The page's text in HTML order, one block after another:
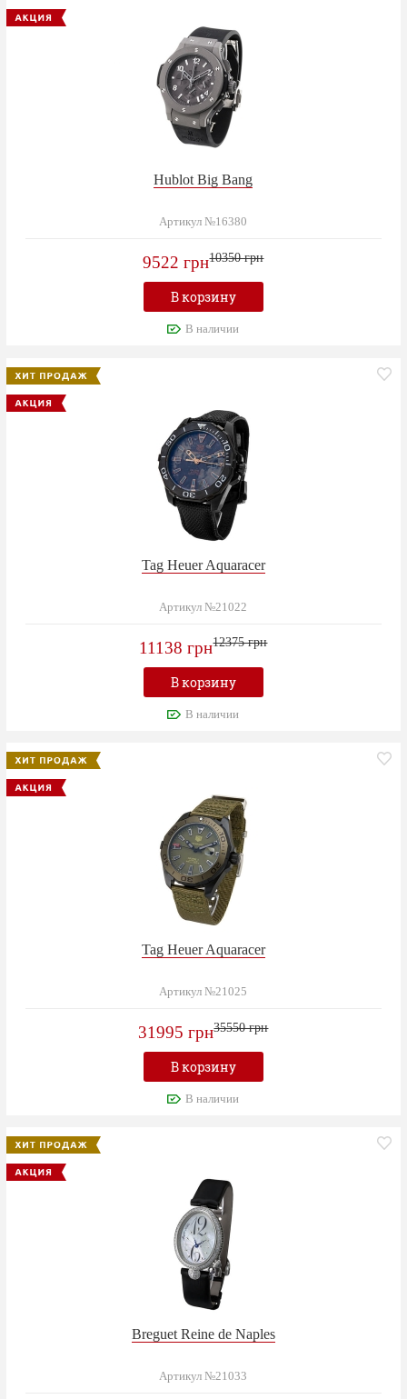
Hublot Big Bang
Артикул №16380
9522 грн10350 грн
В корзину
В наличии
Tag Heuer Aquaracer
Артикул №21022
11138 грн12375 грн
В корзину
В наличии
Tag Heuer Aquaracer
Артикул №21025
31995 грн35550 грн
В корзину
В наличии
Breguet Reine de Naples
Артикул №21033